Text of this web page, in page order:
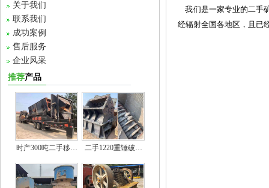
关于我们
联系我们
成功案例
售后服务
企业风采
推荐产品
时产300吨二手移… 二手1220重锤破…
我们是一家专业的二手
经辐射全国各地区，且已